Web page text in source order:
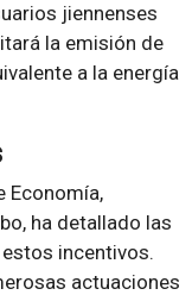
jiennenses
la emisión de
a la energía
Economía,
ha detallado las
incentivos.
actuaciones